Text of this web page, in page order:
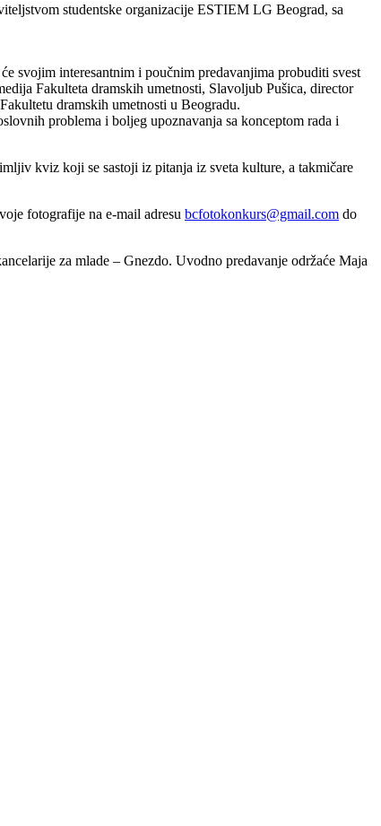
studentske organizacije ESTIEM LG Beograd, sa
svojim interesantnim i poučnim predavanjima probuditi svest
Fakulteta dramskih umetnosti, Slavoljub Pušica, director
dramskih umetnosti u Beogradu.
problema i boljeg upoznavanja sa konceptom rada i
kviz koji se sastoji iz pitanja iz sveta kulture, a takmičare
fotografije na e-mail adresu bcfotokonkurs@gmail.com do
za mlade – Gnezdo. Uvodno predavanje održaće Maja